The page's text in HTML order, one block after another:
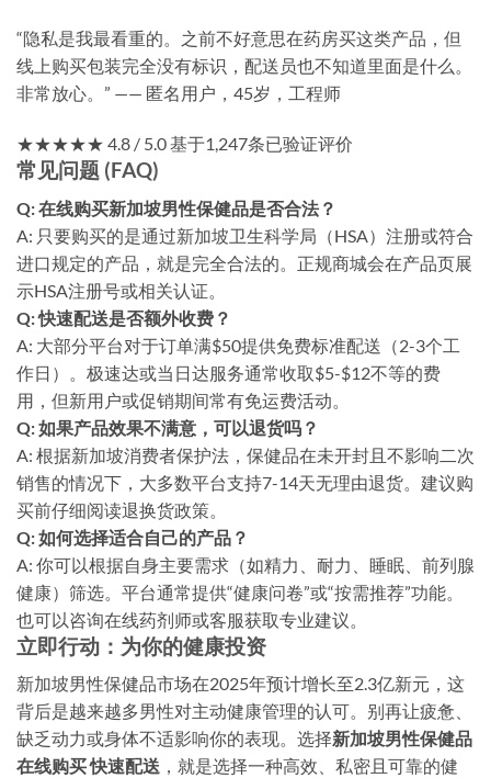
“隐私是我最看重的。之前不好意思在药房买这类产品，但
线上购买包装完全没有标识，配送员也不知道里面是什么。
非常放心。” —— 匿名用户，45岁，工程师
★★★★★ 4.8 / 5.0 基于1,247条已验证评价
常见问题 (FAQ)
Q: 在线购买新加坡男性保健品是否合法？
A: 只要购买的是通过新加坡卫生科学局（HSA）注册或符合
进口规定的产品，就是完全合法的。正规商城会在产品页展
示HSA注册号或相关认证。
Q: 快速配送是否额外收费？
A: 大部分平台对于订单满$50提供免费标准配送（2-3个工
作日）。极速达或当日达服务通常收取$5-$12不等的费
用，但新用户或促销期间常有免运费活动。
Q: 如果产品效果不满意，可以退货吗？
A: 根据新加坡消费者保护法，保健品在未开封且不影响二次
销售的情况下，大多数平台支持7-14天无理由退货。建议购
买前仔细阅读退换货政策。
Q: 如何选择适合自己的产品？
A: 你可以根据自身主要需求（如精力、耐力、睡眠、前列腺
健康）筛选。平台通常提供“健康问卷”或“按需推荐”功能。
也可以咨询在线药剂师或客服获取专业建议。
立即行动：为你的健康投资
新加坡男性保健品市场在2025年预计增长至2.3亿新元，这
背后是越来越多男性对主动健康管理的认可。别再让疲惫、
缺乏动力或身体不适影响你的表现。选择新加坡男性保健品
在线购买 快速配送 ，就是选择一种高效、私密且可靠的健